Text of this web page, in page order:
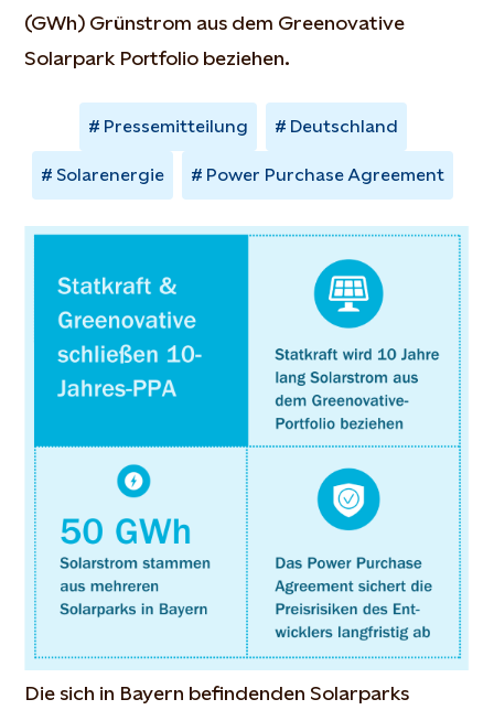
(GWh) Grünstrom aus dem Greenovative
Solarpark Portfolio beziehen.
Pressemitteilung Deutschland
Solarenergie Power Purchase Agreement
Die sich in Bayern befindenden Solarparks